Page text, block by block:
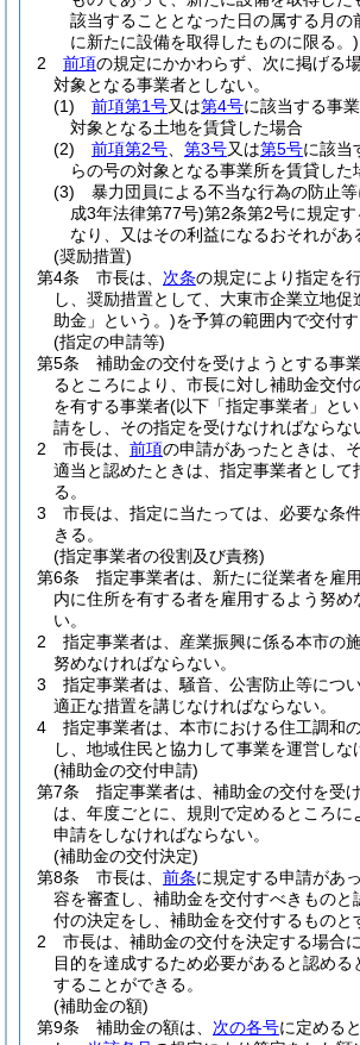
該当することとなった日の属する月の
に新たに設備を取得したものに限る。)
2
前項の規定にかかわらず、次に掲げる
対象となる事業者としない。
(1)
前項第1号又は第4号に該当する事
対象となる土地を賃貸した場合
(2)
前項第2号 第3号又は第5号に該当
らの号の対象となる事業所を賃貸した
(3)
暴力団員による不当な行為の防止
成3年法律第77号)第2条第2号に規定
なり、又はその利益になるおそれがあ
(奨励措置)
第4条
市長は、 次条の規定により指定を
し、奨励措置として、大東市企業立地促
助金」という。)を予算の範囲内で交付す
(指定の申請等)
第5条
補助金の交付を受けようとする事
るところにより、市長に対し補助金交付
を有する事業者(以下「指定事業者」と
請をし、その指定を受けなければならな
2
市長は、 前項の申請があったときは、
適当と認めたときは、指定事業者として
る。
3
市長は、指定に当たっては、必要な条
きる。
(指定事業者の役割及び責務)
第6条
指定事業者は、新たに従業者を雇
内に住所を有する者を雇用するよう努め
い。
2
指定事業者は、産業振興に係る本市の
努めなければならない。
3
指定事業者は、騒音、公害防止等につ
適正な措置を講じなければならない。
4
指定事業者は、本市における住工調和
し、地域住民と協力して事業を運営しな
(補助金の交付申請)
第7条
指定事業者は、補助金の交付を受
は、年度ごとに、規則で定めるところに
申請をしなければならない。
(補助金の交付決定)
第8条
市長は、 前条に規定する申請があ
容を審査し、補助金を交付すべきものと
付の決定をし、補助金を交付するものと
2
市長は、補助金の交付を決定する場合に
目的を達成するため必要があると認める
することができる。
(補助金の額)
第9条
補助金の額は、 次の各号に定める